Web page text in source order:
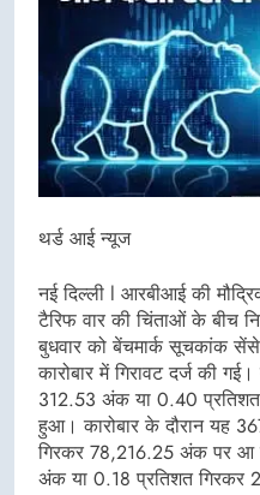
थर्ड आई न्यूज
नई दिल्ली l आरबीआई की
टैरिफ वार की चिंताओं के बीच
बुधवार को बेंचमार्क सूचकांक
कारोबार में गिरावट दर्ज की
312.53 अंक या 0.40
हुआ। कारोबार के दौरान यह
गिरकर 78,216.25 अंक पर आ
अंक या 0.18 प्रतिशत गिरकर